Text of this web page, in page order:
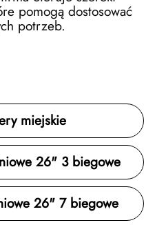
pomogą dostosować
potrzeb.
miejskie
26" 3 biegowe
26" 7 biegowe